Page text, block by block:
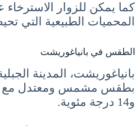
كما يمكن للزوار
المحميات الطبيعية التي
الطقس في بانياغوريشت
بانياغوريشت، المدينة
و14 درجة مئوية.